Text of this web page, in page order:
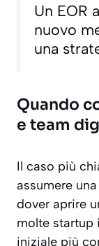
Un EOR
nuovo
una
Quando
e team
Il caso più
assumere
dover aprire
molte startup
iniziale più